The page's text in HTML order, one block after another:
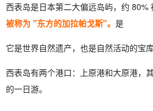
西表岛是日本第二大偏远岛屿，约 80%
被称为 "东方的加拉帕戈斯"。 是
它是世界自然遗产，也是自然活动的宝库
西表岛有两个港口：上原港和大原港，
的一日游。